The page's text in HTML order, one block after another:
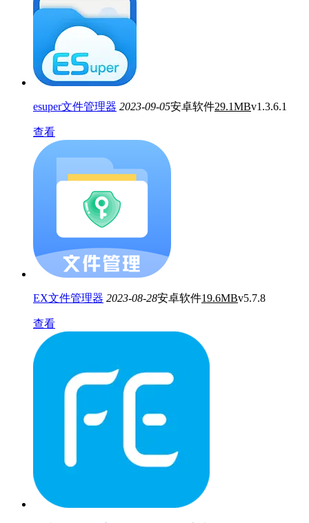
esuper文件管理器 2023-09-05安卓软件29.1MBv1.3.6.1
查看
EX文件管理器 2023-08-28安卓软件19.6MBv5.7.8
查看